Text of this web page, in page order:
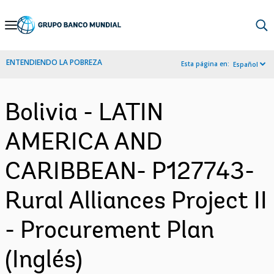
Skip
Navigation
ENTENDIENDO LA POBREZA Esta página en: Español
Bolivia - LATIN
AMERICA AND
CARIBBEAN- P127743-
Rural Alliances Project II
- Procurement Plan
(Inglés)